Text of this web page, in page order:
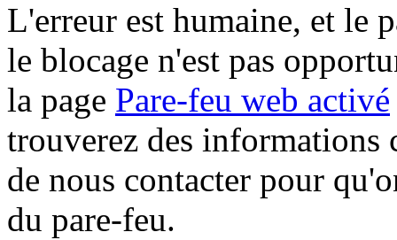
L'erreur est humaine, et le
le blocage n'est pas
la page Pare-feu web activé
trouverez des informations
de nous contacter pour
du pare-feu.